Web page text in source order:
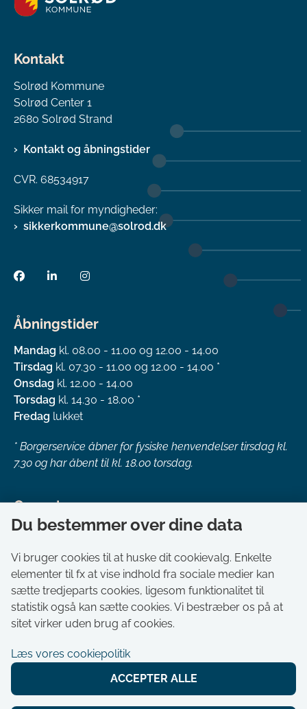
Kontakt
Solrød Kommune
Solrød Center 1
2680 Solrød Strand
Kontakt og åbningstider
CVR. 68534917
Sikker mail for myndigheder:
sikkerkommune@solrod.dk
Åbningstider
Mandag kl. 08.00 - 11.00 og 12.00 - 14.00
Tirsdag kl. 07.30 - 11.00 og 12.00 - 14.00 *
Onsdag kl. 12.00 - 14.00
Torsdag kl. 14.30 - 18.00 *
Fredag lukket
* Borgerservice åbner for fysiske henvendelser tirsdag kl.
7.30 og har åbent til kl. 18.00 torsdag.
Genveje
Aktuelt
Akut hjælp
Bestil tid i Borgerservice
Ledige stillinger
Du bestemmer over dine data
Vi bruger cookies til at huske dit cookievalg. Enkelte
elementer til fx at vise indhold fra sociale medier kan
sætte tredjeparts cookies, ligesom funktionalitet til
statistik også kan sætte cookies. Vi bestræber os på at
sitet virker uden brug af cookies.
Læs vores cookiepolitik
ACCEPTER ALLE